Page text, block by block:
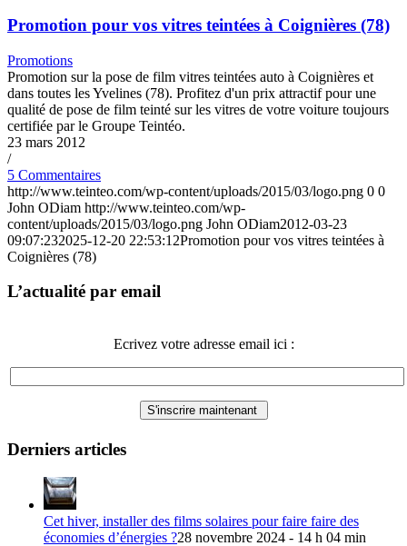
Promotion pour vos vitres teintées à Coignières (78)
Promotions
Promotion sur la pose de film vitres teintées auto à Coignières et
dans toutes les Yvelines (78). Profitez d'un prix attractif pour une
qualité de pose de film teinté sur les vitres de votre voiture toujours
certifiée par le Groupe Teintéo.
23 mars 2012
/
5 Commentaires
http://www.teinteo.com/wp-content/uploads/2015/03/logo.png 0 0
John ODiam http://www.teinteo.com/wp-
content/uploads/2015/03/logo.png John ODiam2012-03-23
09:07:232025-12-20 22:53:12Promotion pour vos vitres teintées à
Coignières (78)
L’actualité par email
Ecrivez votre adresse email ici :
Derniers articles
Cet hiver, installer des films solaires pour faire faire des
économies d’énergies ?28 novembre 2024 - 14 h 04 min